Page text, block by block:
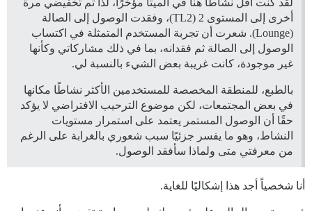
لقد كنت أقل نشاطًا هنا في الميتا مؤخرًا، لذا تم تخفيضي مرة
أخرى إلى المستوى 2 (TL2)، وفقدت الوصول إلى الصالة
(Lounge). شعرت أن تجربة المستخدم المتمثلة في اكتساب
الوصول إلى الصالة ثم فقدانه، بما في ذلك مشاركاتي وكأنها
غير موجودة، كانت غريبة بعض الشيء بالنسبة لي.
بالطبع، للمنطقة المخصصة للمستخدمين الأكثر نشاطًا مكانها
في بعض المجتمعات، لكن موضوع الترحيب الافتراضي لا يؤكد
حقًا أن الوصول المستمر يعتمد على استمرار مستويات
النشاط، وهو ما يفسر جزئيًا سبب شعوري بالغرابة على الرغم
من معرفتي متى ولماذا سأفقد الوصول.
أنا شخصياً أجد هذا إشكاليًا للغاية.